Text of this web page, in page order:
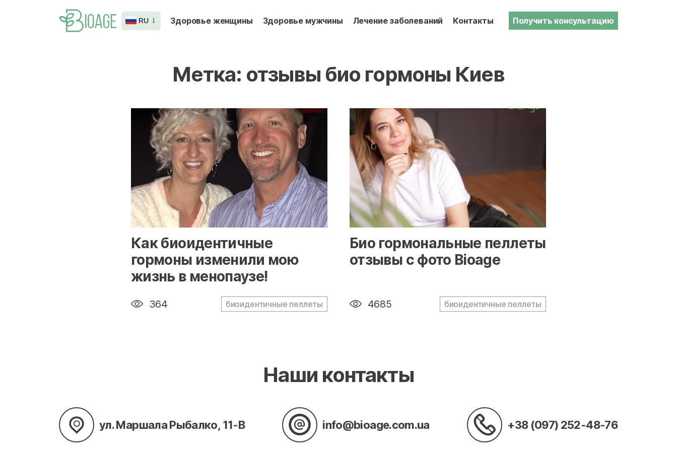
RU Здоровье женщины Здоровье мужчины Лечение заболеваний Контакты Получить консультацию
Метка: отзывы био гормоны Киев
" alt="loading" class="img-responsive"/>
Как биоидентичные
гормоны изменили мою
жизнь в менопаузе!
364 биоидентичные пеллеты
" alt="loading" class="img-responsive"/>
Био гормональные пеллеты
отзывы с фото Bioage
4685 биоидентичные пеллеты
Наши контакты
ул. Маршала Рыбалко, 11-В info@bioage.com.ua +38 (097) 252-48-76